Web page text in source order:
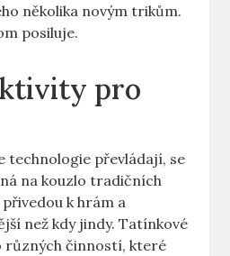
několika novým⁢ trikům.
posiluje.
pro⁤
technologie převládají, se
na⁤ kouzlo tradičních
k hrám a
než kdy‍ jindy. Tatínkové
různých⁢ činností, ‍které